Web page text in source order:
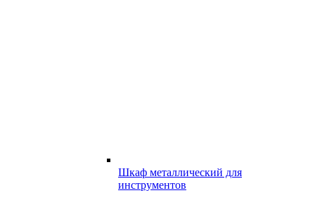
Шкаф металлический для
инструментов